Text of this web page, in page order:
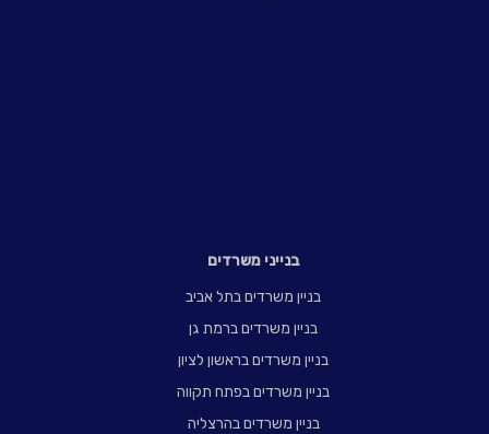
בנייני משרדים
בניין משרדים בתל אביב
בניין משרדים ברמת גן
בניין משרדים בראשון לציון
בניין משרדים בפתח תקווה
בניין משרדים בהרצליה